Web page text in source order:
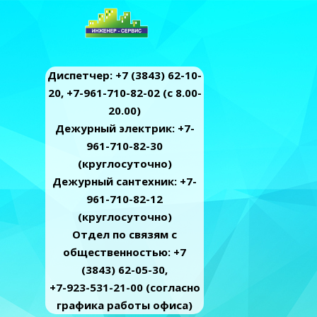
Диспетчер: +7 (3843) 62-10-
20, +7-961-710-82-02 (c 8.00-
20.00)
Дежурный электрик: +7-
961-710-82-30
(круглосуточно)
Дежурный сантехник: +7-
961-710-82-12
(круглосуточно)
Отдел по связям с
общественностью: +7
(3843) 62-05-30,
+7-923-531-21-00 (согласно
графика работы офиса)